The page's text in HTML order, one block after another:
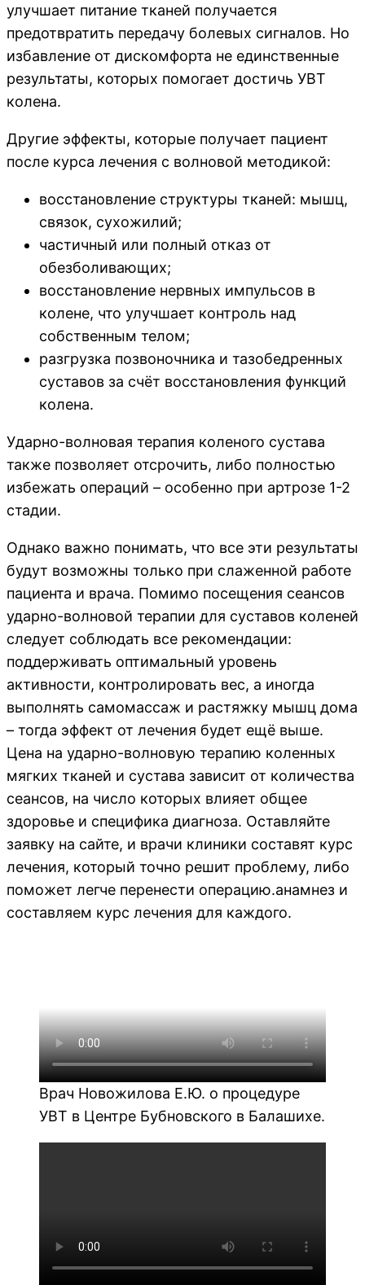
улучшает питание тканей получается
предотвратить передачу болевых сигналов. Но
избавление от дискомфорта не единственные
результаты, которых помогает достичь УВТ
колена.
Другие эффекты, которые получает пациент
после курса лечения с волновой методикой:
восстановление структуры тканей: мышц,
связок, сухожилий;
частичный или полный отказ от
обезболивающих;
восстановление нервных импульсов в
колене, что улучшает контроль над
собственным телом;
разгрузка позвоночника и тазобедренных
суставов за счёт восстановления функций
колена.
Ударно-волновая терапия коленого сустава
также позволяет отсрочить, либо полностью
избежать операций – особенно при артрозе 1-2
стадии.
Однако важно понимать, что все эти результаты
будут возможны только при слаженной работе
пациента и врача. Помимо посещения сеансов
ударно-волновой терапии для суставов коленей
следует соблюдать все рекомендации:
поддерживать оптимальный уровень
активности, контролировать вес, а иногда
выполнять самомассаж и растяжку мышц дома
– тогда эффект от лечения будет ещё выше.
Цена на ударно-волновую терапию коленных
мягких тканей и сустава зависит от количества
сеансов, на число которых влияет общее
здоровье и специфика диагноза. Оставляйте
заявку на сайте, и врачи клиники составят курс
лечения, который точно решит проблему, либо
поможет легче перенести операцию.анамнез и
составляем курс лечения для каждого.
Врач Новожилова Е.Ю. о процедуре
УВТ в Центре Бубновского в Балашихе.